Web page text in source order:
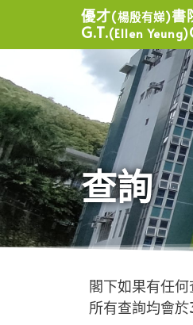
優才(楊殷有娣)書
G.T.(Ellen Yeung)
查詢
閣下如果有任
所有查詢均會